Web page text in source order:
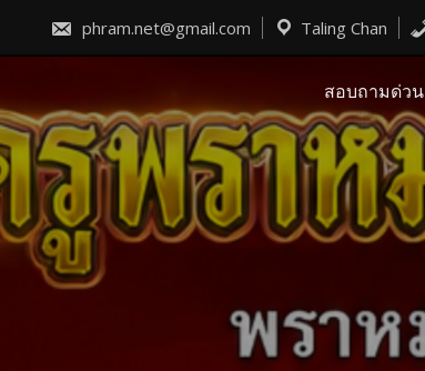
content
phram.net@gmail.com Taling Chan
สอบถามด่วน